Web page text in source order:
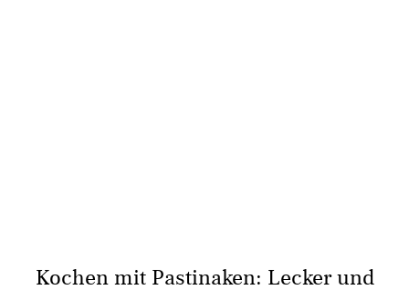
Kochen mit Pastinaken: Lecker und